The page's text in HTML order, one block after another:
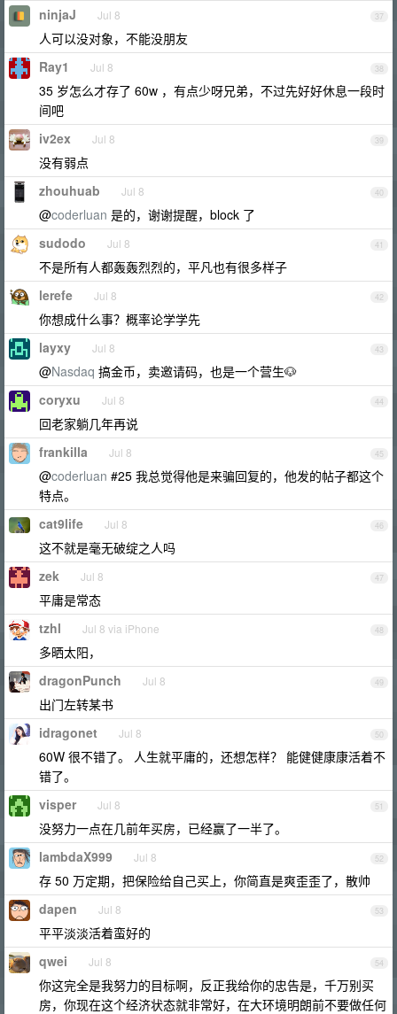
37
ninjaJ Jul 8
人可以没对象，不能没朋友
38
Ray1 Jul 8
35 岁怎么才存了 60w ，有点少呀兄弟，不过先好好休息一段时
间吧
39
iv2ex Jul 8
没有弱点
40
zhouhuab Jul 8
@coderluan 是的，谢谢提醒，block 了
41
sudodo Jul 8
不是所有人都轰轰烈烈的，平凡也有很多样子
42
lerefe Jul 8
你想成什么事？概率论学学先
43
layxy Jul 8
@Nasdaq 搞金币，卖邀请码，也是一个营生🐶
44
coryxu Jul 8
回老家躺几年再说
45
frankilla Jul 8
@coderluan #25 我总觉得他是来骗回复的，他发的帖子都这个
特点。
46
cat9life Jul 8
这不就是毫无破绽之人吗
47
zek Jul 8
平庸是常态
48
tzhl Jul 8 via iPhone
多晒太阳，
49
dragonPunch Jul 8
出门左转某书
50
idragonet Jul 8
60W 很不错了。 人生就平庸的，还想怎样？ 能健健康康活着不
错了。
51
visper Jul 8
没努力一点在几前年买房，已经赢了一半了。
52
lambdaX999 Jul 8
存 50 万定期，把保险给自己买上，你简直是爽歪歪了，散帅
53
dapen Jul 8
平平淡淡活着蛮好的
54
qwei Jul 8
你这完全是我努力的目标啊，反正我给你的忠告是，千万别买
房，你现在这个经济状态就非常好，在大环境明朗前不要做任何